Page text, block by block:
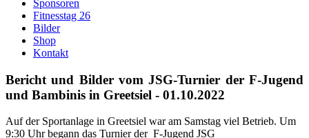
Sponsoren
Fitnesstag 26
Bilder
Shop
Kontakt
Bericht und Bilder vom JSG-Turnier der F-Jugend
und Bambinis in Greetsiel - 01.10.2022
Auf der Sportanlage in Greetsiel war am Samstag viel Betrieb. Um
9:30 Uhr begann das Turnier der F-Jugend JSG